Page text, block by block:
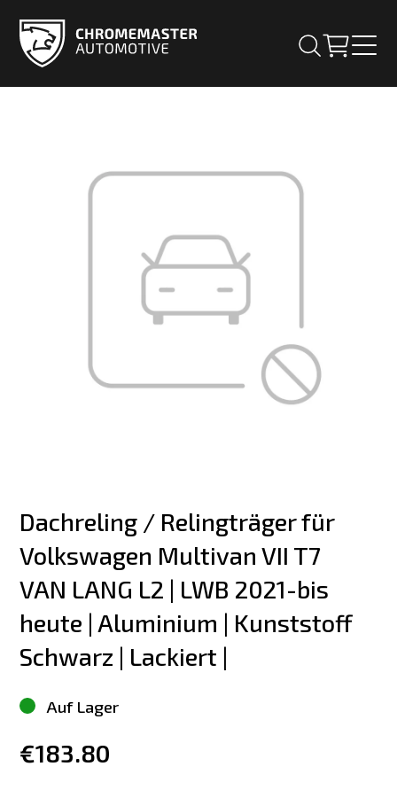
Dachreling / Relingträger für
Volkswagen Multivan VII T7
VAN LANG L2 | LWB 2021-bis
heute | Aluminium | Kunststoff
Schwarz | Lackiert |
Auf Lager
€183.80